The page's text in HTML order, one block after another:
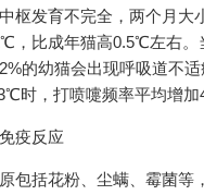
枢发育不完全，两个月大
，比成年猫高0.5℃左右。
的幼猫会出现呼吸道不
时，打喷嚏频率平均增加
疫反应
包括花粉、尘螨、霉菌等